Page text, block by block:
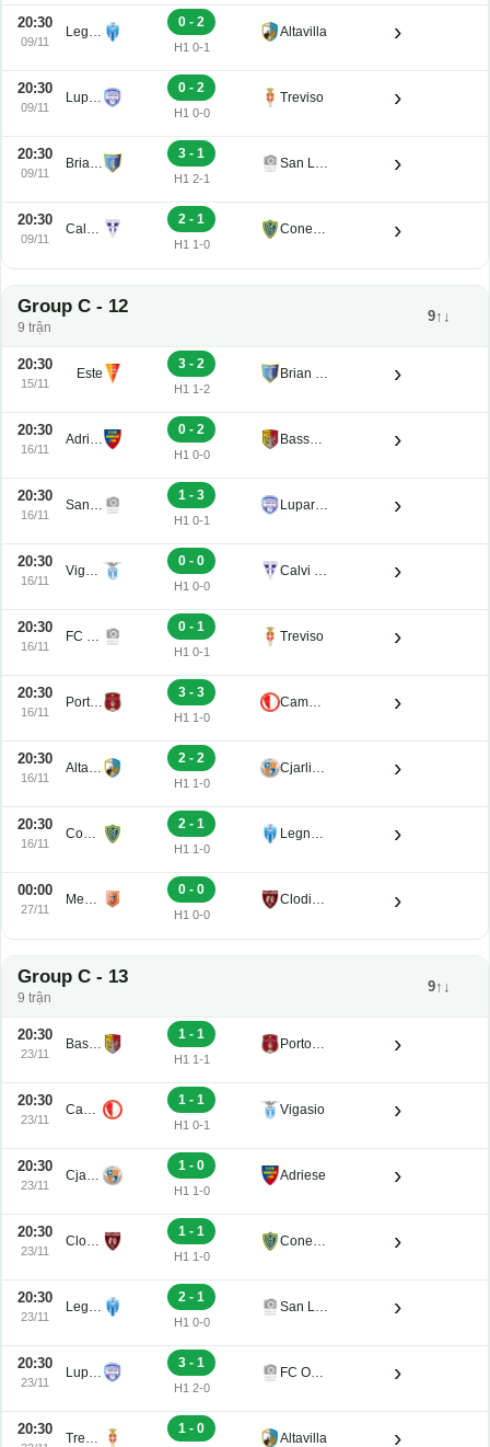
20:30
09/11
Legnago Salus
0 - 2
H1 0-1
Altavilla ›
20:30
09/11
Luparense
0 - 2
H1 0-0
Treviso ›
20:30
09/11
Brian Lignano
3 - 1
H1 2-1
San Luigi ›
20:30
09/11
Calvi Noale
2 - 1
H1 1-0
Conegliano ›
Group C - 12
9 trận
9↑↓
20:30
15/11
Este
3 - 2
H1 1-2
Brian Lignano ›
20:30
16/11
Adriese
0 - 2
H1 0-0
Bassano Virtus ›
20:30
16/11
San Luigi
1 - 3
H1 0-1
Luparense ›
20:30
16/11
Vigasio
0 - 0
H1 0-0
Calvi Noale ›
20:30
16/11
FC Obermais
0 - 1
H1 0-1
Treviso ›
20:30
16/11
Portogruaro
3 - 3
H1 1-0
Campodarsego ›
20:30
16/11
Altavilla
2 - 2
H1 1-0
Cjarlins Muzane ›
20:30
16/11
Conegliano
2 - 1
H1 1-0
Legnago Salus ›
00:00
27/11
Mestre
0 - 0
H1 0-0
Clodiense ›
Group C - 13
9 trận
9↑↓
20:30
23/11
Bassano Virtus
1 - 1
H1 1-1
Portogruaro ›
20:30
23/11
Campodarsego
1 - 1
H1 0-1
Vigasio ›
20:30
23/11
Cjarlins Muzane
1 - 0
H1 1-0
Adriese ›
20:30
23/11
Clodiense
1 - 1
H1 1-0
Conegliano ›
20:30
23/11
Legnago Salus
2 - 1
H1 0-0
San Luigi ›
20:30
23/11
Luparense
3 - 1
H1 2-0
FC Obermais ›
20:30
Treviso
1 - 0
Altavilla ›